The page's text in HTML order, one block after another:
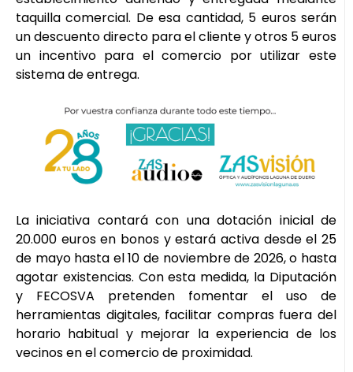
taquilla comercial. De esa cantidad, 5 euros serán
un descuento directo para el cliente y otros 5 euros
un incentivo para el comercio por utilizar este
sistema de entrega.
La iniciativa contará con una dotación inicial de
20.000 euros en bonos y estará activa desde el 25
de mayo hasta el 10 de noviembre de 2026, o hasta
agotar existencias. Con esta medida, la Diputación
y FECOSVA pretenden fomentar el uso de
herramientas digitales, facilitar compras fuera del
horario habitual y mejorar la experiencia de los
vecinos en el comercio de proximidad.